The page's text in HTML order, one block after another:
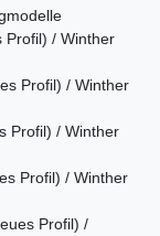
Profil) / Winther
Profil) / Winther
Profil) / Winther
Profil) / Winther
Profil) /